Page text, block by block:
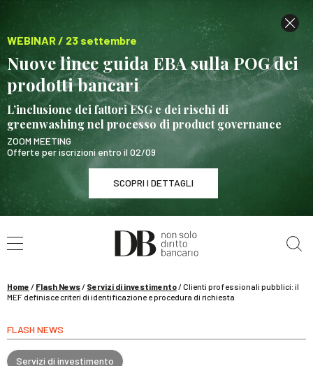
WEBINAR / 23 settembre
Nuove linee guida EBA sulla POG dei
prodotti bancari
L’inclusione dei fattori ESG e dei rischi di
greenwashing nel processo di product governance
ZOOM MEETING
Offerte per iscrizioni entro il 02/09
SCOPRI I DETTAGLI
WEBINAR / 23 settembre
Nuove linee guida EBA sulla POG dei prodotti
SCOPRI I DETTAGLI
Home / Flash News/ Servizi di investimento/Clienti professionali pubblici: il
MEF definisce criteri di identificazione e procedura di richiesta
FLASH NEWS
Servizi di investimento